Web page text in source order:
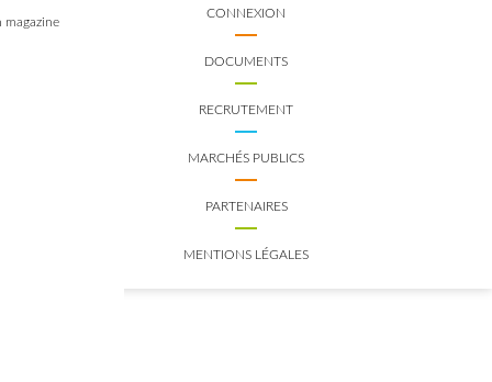
magazine
CONNEXION
DOCUMENTS
RECRUTEMENT
MARCHÉS PUBLICS
PARTENAIRES
MENTIONS LÉGALES